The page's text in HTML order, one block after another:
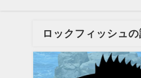
ロックフィッシュの